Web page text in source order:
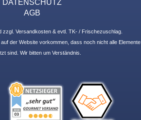
DATENSCHUTZ
AGB
zzgl. Versandkosten & evtl. TK- / Frischezuschlag.
der Website vorkommen, dass noch nicht alle Elemente
sind. Wir bitten um Verständnis.